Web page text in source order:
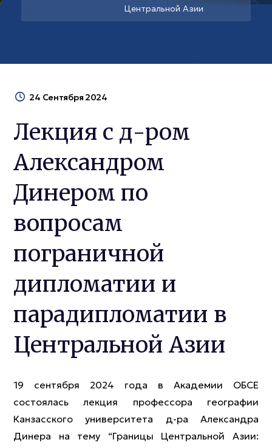
Центральной Азии
24 Сентября 2024
Лекция с д-ром
Александром
Динером по
вопросам
пограничной
дипломатии и
парадипломатии в
Центральной Азии
19 сентября 2024 года в Академии ОБСЕ
состоялась лекция профессора географии
Канзасского университета д-ра Александра
Динера на тему “Границы Центральной Азии: